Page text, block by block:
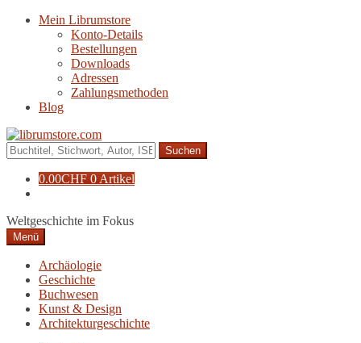
Navigation
Zum
Mein Librumstore
Konto-Details
Bestellungen
Downloads
Adressen
Zahlungsmethoden
Blog
Suche
nach:
0.00CHF 0 Artikel
Weltgeschichte im Fokus
Menü
Archäologie
Geschichte
Buchwesen
Kunst & Design
Architekturgeschichte